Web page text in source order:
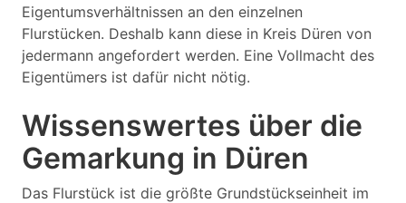
Eigentumsverhältnissen an den einzelnen
Flurstücken. Deshalb kann diese in Kreis Düren von
jedermann angefordert werden. Eine Vollmacht des
Eigentümers ist dafür nicht nötig.
Wissenswertes über die
Gemarkung in Düren
Das Flurstück ist die größte Grundstückseinheit im